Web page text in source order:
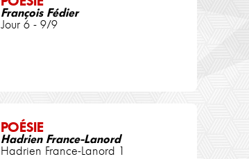
François Fédier
Jour 6 - 9/9
POÉSIE
Hadrien France-Lanord
Hadrien France-Lanord 1